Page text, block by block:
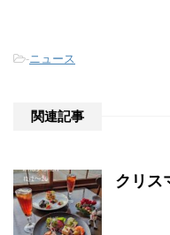
-ニュース
関連記事
クリス